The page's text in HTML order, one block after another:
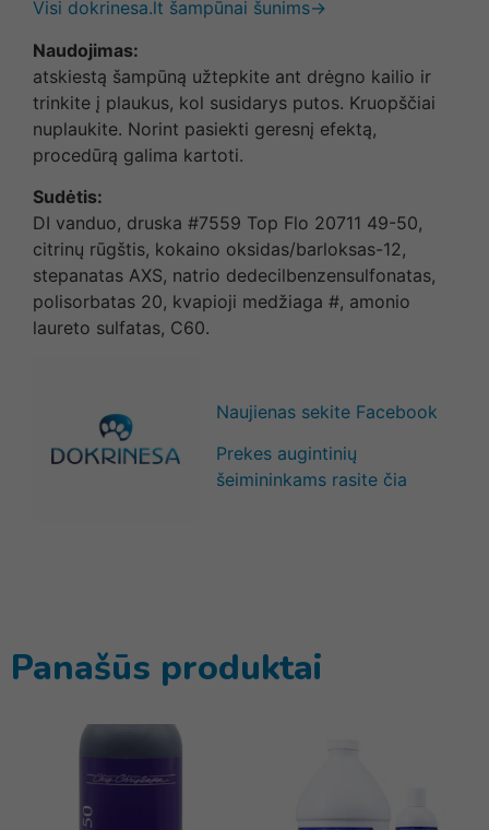
Visi dokrinesa.lt šampūnai šunims→
Naudojimas:
atskiestą šampūną užtepkite ant drėgno kailio ir
trinkite į plaukus, kol susidarys putos. Kruopščiai
nuplaukite. Norint pasiekti geresnį efektą,
procedūrą galima kartoti.
Sudėtis:
DI vanduo, druska #7559 Top Flo 20711 49-50,
citrinų rūgštis, kokaino oksidas/barloksas-12,
stepanatas AXS, natrio dedecilbenzensulfonatas,
polisorbatas 20, kvapioji medžiaga #, amonio
laureto sulfatas, C60.
Naujienas sekite Facebook
Prekes augintinių
šeimininkams rasite čia
Panašūs produktai